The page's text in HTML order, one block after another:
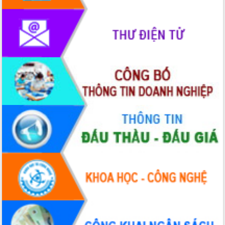
Rà soát, hoàn thiện hệ thống thiết chế
văn hóa, thể thao đáp ứng yêu cầu
phát triển mới
Thường trực HĐND tỉnh Đắk Lắk gặp
mặt Đoàn chuyên gia y tế TP. Hồ Chí
Minh
Lễ truy điệu và an táng hài cốt liệt sĩ
tại Nghĩa trang Liệt sĩ xã Sơn Hòa
Bàn giải pháp tháo gỡ khó khăn trong
xuất khẩu sầu riêng và triển khai quy
định EUDR
Thứ trưởng Bộ Nông nghiệp và Môi
trường Nguyễn Hoàng Hiệp khảo sát
vùng trồng và doanh nghiệp đóng gói
sầu riêng tại Đắk Lắk
Trình diễn nghệ thuật chế biến các
món ăn từ sầu riêng
Đắk Lắk công bố Quy hoạch và xúc
tiến đầu tư tỉnh
Ngành cá ngừ Đắk Lắk chủ động thích